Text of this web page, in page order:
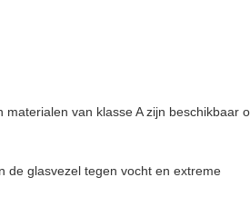
van klasse A zijn beschikbaar
de glasvezel tegen vocht en extreme